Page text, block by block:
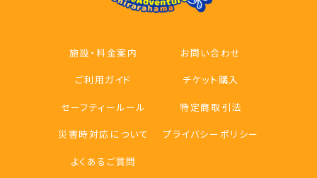
施設・料金案内
ご利用ガイド
セーフティールール
災害時対応について
よくあるご質問
お問い合わせ
チケット購入
特定商取引法
プライバシーポリシー